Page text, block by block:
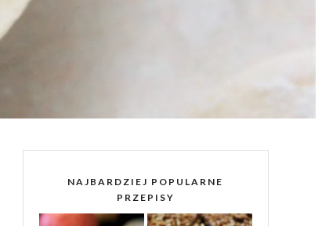
NAJBARDZIEJ POPULARNE
PRZEPISY